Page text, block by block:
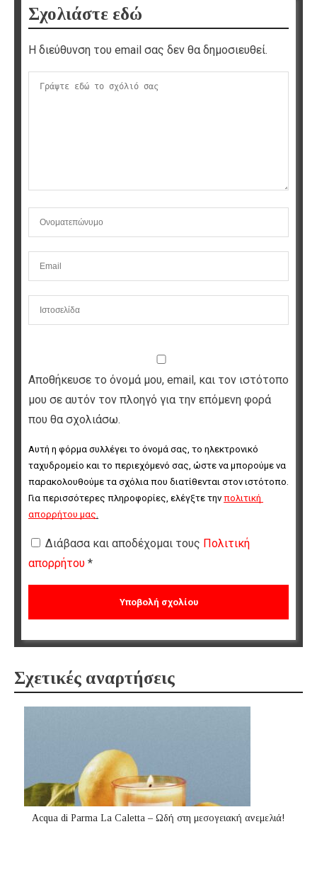
Σχολιάστε εδώ
Η διεύθυνση του email σας δεν θα δημοσιευθεί.
Αποθήκευσε το όνομά μου, email, και τον ιστότοπο
μου σε αυτόν τον πλοηγό για την επόμενη φορά
που θα σχολιάσω.
Αυτή η φόρμα συλλέγει το όνομά σας, το ηλεκτρονικό
ταχυδρομείο και το περιεχόμενό σας, ώστε να μπορούμε να
παρακολουθούμε τα σχόλια που διατίθενται στον ιστότοπο.
Για περισσότερες πληροφορίες, ελέγξτε την πολιτική
απορρήτου μας.
Διάβασα και αποδέχομαι τους Πολιτική
απορρήτου *
Σχετικές αναρτήσεις
Acqua di Parma La Caletta – Ωδή στη μεσογειακή ανεμελιά!